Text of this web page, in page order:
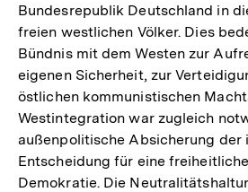
Bundesrepublik Deutschland in
freien westlichen Völker. Dies
Bündnis mit dem Westen zur
eigenen Sicherheit, zur
östlichen kommunistischen
Westintegration war zugleich
außenpolitische Absicherung der
Entscheidung für eine
Demokratie. Die